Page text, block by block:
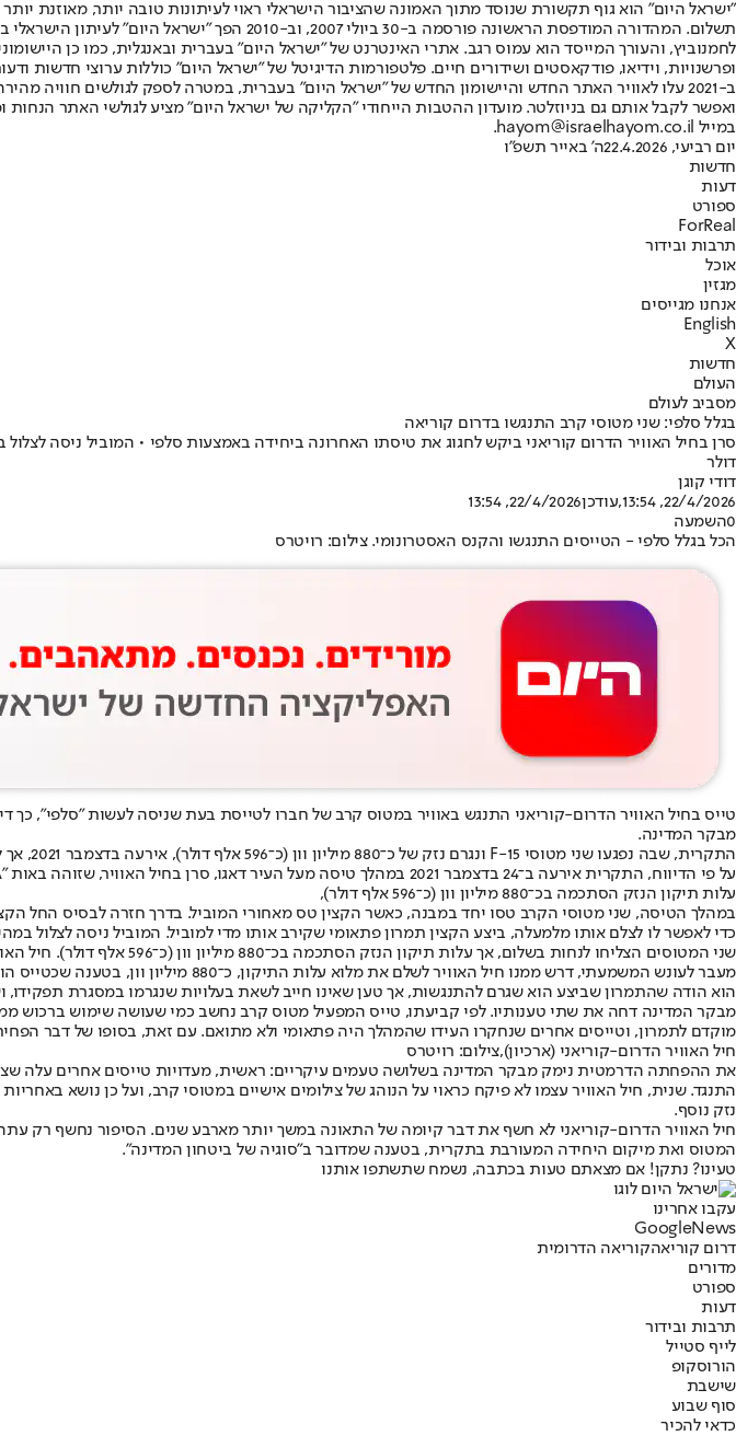
"ישראל היום" הוא גוף תקשורת שנוסד מתוך האמונה שהציבור הישראלי ראוי לעיתונות טובה יותר, מאוזנת
תשלום. המהדורה המודפסת הראשונה פורסמה ב-30
ופרשנויות, וידיאו, פודקאסטים ושידורים חיים. פלטפורמות הדיגיטל של "ישראל היום" כוללות ערוצי חדשות
ב-2021 עלו לאוויר האתר החדש והיישומון החדש של "ישראל היום" בעברית, במטרה לספק לגולשים
ואפשר לקבל אותם גם בניוזלטר. מועדון ההטבות הייחודי "הקליקה של ישראל היום" מציע לגולשי האתר
במייל hayom@israelhayom.co.il.
יום רביעי, 22.4.2026
ה' באייר תשפ"ו
חדשות
דעות
ספורט
ForReal
תרבות ובידור
אוכל
מגזין
אנחנו מגייסים
English
X
חדשות
העולם
מסביב לעולם
בגלל סלפי: שני מטוסי קרב התנגשו בדרום קוריאה
דולר
דודי קוגן
22/4/2026, 13:54
,עודכן22/4/2026, 13:54
0השמעה
הכל בגלל סלפי - הטייסים התנגשו והקנס האסטרונומי. צילום: רויטרס
טייס בחיל האוויר הדרום-קוריאני התנגש באוויר במטוס קרב של חברו לטייסת בעת שניסה לעשות ״סלפי״,
מבקר המדינה.
התקרית, שבה נפגעו שני מטוסי F-15 ונגרם נזק של כ־880 מיליון וון (כ־596 אלף דולר), אירעה בדצמבר 2021, אך לא פורסמה על ידי חיל האוויר עד היום.
על פי הדיווח, התקרית אירעה ב־24 בדצמבר 2021 במהלך טיסה מעל העיר דאגו, סרן בחיל האוויר, שזוהה באות ״A״ בלבד, עמד להתמנות לתפקיד חדש, וביקש להנציח את טיסתו האחרונה ביחידה באמצעות צילום סלפי.
עלות תיקון הנזק הסתכמה בכ־880 מיליון וון (כ־596 אלף דולר),
במהלך הטיסה, שני מטוסי הקרב טסו יחד במבנה, כאשר הקצין טס מאחורי המוביל. בדרך חזרה לבסיס החל
כדי לאפשר לו לצלם אותו מלמעלה, ביצע הקצין תמרון פתאומי שקירב אותו מדי למוביל. המוביל ניסה לצלול
שני המטוסים הצליחו לנחות בשלום, אך עלות תיקון הנזק הסתכמה בכ־880 מיליון וון (כ־596 אלף דולר). חיל האוויר השעה את הקצין, והוא עזב את השירות זמן קצר לאחר מכן ועבר לעבוד כטייס בחברת תעופה אזרחית.
מעבר לעונש המשמעתי, דרש ממנו חיל האוויר לשלם את מלוא עלות התיקון, כ־880 מיליון וון, בטענה שכטייס הוא אחראי אישית לנזק שגרם. הקצין ערער על ההחלטה למבקר המדינה.
הוא הודה שהתמרון שביצע הוא שגרם להתנגשות, אך טען שאינו חייב לשאת בעלויות שנגרמו במסגרת
מבקר המדינה דחה את שתי טענותיו. לפי קביעתו, טייס המפעיל מטוס קרב נחשב כמי שעושה שימוש ברכוש
מוקדם לתמרון, וטייסים אחרים שנחקרו העידו שהמהלך היה פתאומי ולא מתואם. עם זאת, בסופו של דבר הפחית מבקר המדינה את
חיל האוויר הדרום-קוריאני (ארכיון),צילום: רויטרס
את ההפחתה הדרמטית נימק מבקר המדינה בשלושה טעמים עיקריים: ראשית, מעדויות טייסים אחרים עלה
התנגד. שנית, חיל האוויר עצמו לא פיקח כראוי על הנוהג של צילומים אישיים במטוסי קרב, ועל כן נושא
נזק נוסף.
חיל האוויר הדרום-קוריאני לא חשף את דבר קיומה של התאונה במשך יותר מארבע שנים. הסיפור נחשף רק
המטוס ואת מיקום היחידה המעורבת בתקרית, בטענה שמדובר ב״סוגיה של ביטחון המדינה״.
טעינו? נתקן! אם מצאתם טעות בכתבה, נשמח שתשתפו אותנו
עקבו אחרינו
Googl eNews
דרום קוריאהקוריאה הדרומית
מדורים
ספורט
דעות
תרבות ובידור
לייף סטייל
הורוסקופ
שישבת
סוף שבוע
כדאי להכיר